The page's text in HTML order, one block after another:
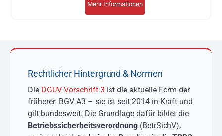
Mehr Informationen
Rechtlicher Hintergrund & Normen
Die DGUV Vorschrift 3 ist die aktuelle Form der
früheren BGV A3 – sie ist seit 2014 in Kraft und
gilt bundesweit. Die Grundlage dafür bildet die
Betriebssicherheitsverordnung(BetrSichV),